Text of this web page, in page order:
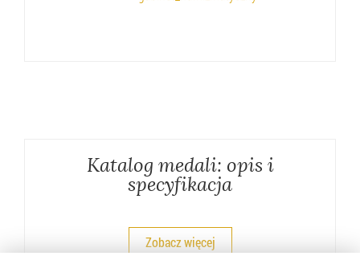
Katalog medali: opis i
specyfikacja
Zobacz więcej